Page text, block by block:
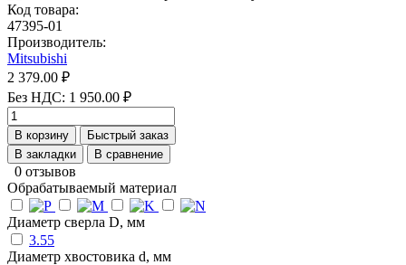
Код товара:
47395-01
Производитель:
Mitsubishi
2 379.00 ₽
Без НДС: 1 950.00 ₽
В корзину
Быстрый заказ
В закладки
В сравнение
0 отзывов
Обрабатываемый материал
Диаметр сверла D, мм
3.55
Диаметр хвостовика d, мм